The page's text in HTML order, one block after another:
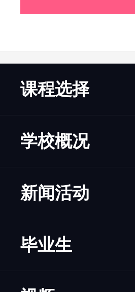
课程选择
学校概况
新闻活动
毕业生